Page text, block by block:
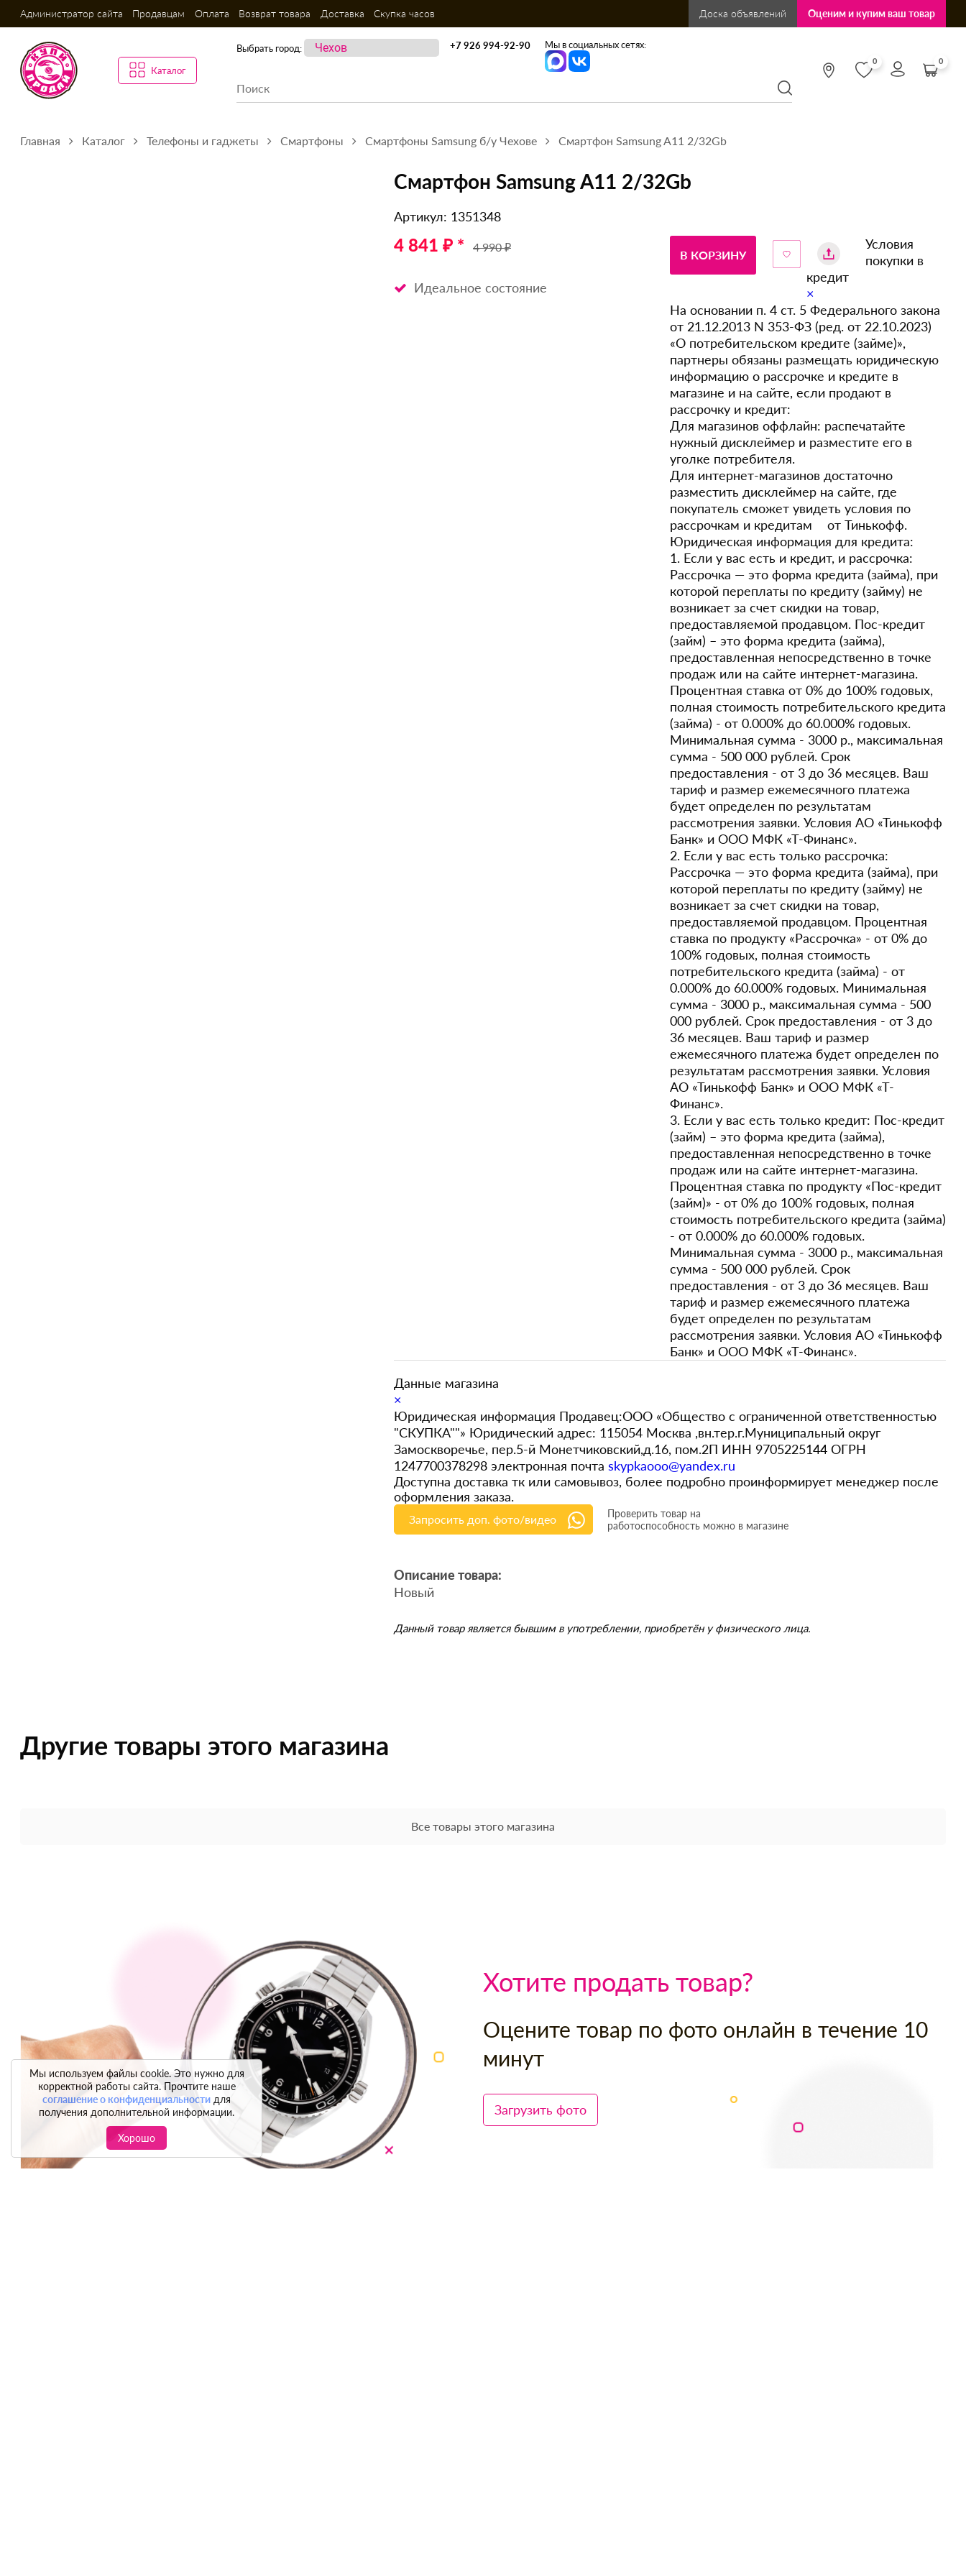
Администратор сайта Продавцам Оплата Возврат товара Доставка Скупка часов Доска объявлений Оценим и купим ваш товар
Каталог
Выбрать город: +7 926 994-92-90 Мы в социальных сетях:
0 0
Главная Каталог Телефоны и гаджеты Смартфоны Смартфоны Samsung б/у Чехове Смартфон Samsung A11 2/32Gb
Смартфон Samsung A11 2/32Gb
Артикул: 1351348
4 841 ₽ * 4 990 ₽
Идеальное состояние
В КОРЗИНУ
Условия
покупки в
кредит
×
На основании п. 4 ст. 5 Федерального закона
от 21.12.2013 N 353-ФЗ (ред. от 22.10.2023)
«О потребительском кредите (займе)»,
партнеры обязаны размещать юридическую
информацию о рассрочке и кредите в
магазине и на сайте, если продают в
рассрочку и кредит:
Для магазинов оффлайн: распечатайте
нужный дисклеймер и разместите его в
уголке потребителя.
Для интернет-магазинов достаточно
разместить дисклеймер на сайте, где
покупатель сможет увидеть условия по
рассрочкам и кредитам от Тинькофф.
Юридическая информация для кредита:
1. Если у вас есть и кредит, и рассрочка:
Рассрочка — это форма кредита (займа), при
которой переплаты по кредиту (займу) не
возникает за счет скидки на товар,
предоставляемой продавцом. Пос-кредит
(займ) – это форма кредита (займа),
предоставленная непосредственно в точке
продаж или на сайте интернет-магазина.
Процентная ставка от 0% до 100% годовых,
полная стоимость потребительского кредита
(займа) - от 0.000% до 60.000% годовых.
Минимальная сумма - 3000 р., максимальная
сумма - 500 000 рублей. Срок
предоставления - от 3 до 36 месяцев. Ваш
тариф и размер ежемесячного платежа
будет определен по результатам
рассмотрения заявки. Условия АО «Тинькофф
Банк» и ООО МФК «Т-Финанс».
2. Если у вас есть только рассрочка:
Рассрочка — это форма кредита (займа), при
которой переплаты по кредиту (займу) не
возникает за счет скидки на товар,
предоставляемой продавцом. Процентная
ставка по продукту «Рассрочка» - от 0% до
100% годовых, полная стоимость
потребительского кредита (займа) - от
0.000% до 60.000% годовых. Минимальная
сумма - 3000 р., максимальная сумма - 500
000 рублей. Срок предоставления - от 3 до
36 месяцев. Ваш тариф и размер
ежемесячного платежа будет определен по
результатам рассмотрения заявки. Условия
АО «Тинькофф Банк» и ООО МФК «Т-
Финанс».
3. Если у вас есть только кредит: Пос-кредит
(займ) – это форма кредита (займа),
предоставленная непосредственно в точке
продаж или на сайте интернет-магазина.
Процентная ставка по продукту «Пос-кредит
(займ)» - от 0% до 100% годовых, полная
стоимость потребительского кредита (займа)
- от 0.000% до 60.000% годовых.
Минимальная сумма - 3000 р., максимальная
сумма - 500 000 рублей. Срок
предоставления - от 3 до 36 месяцев. Ваш
тариф и размер ежемесячного платежа
будет определен по результатам
рассмотрения заявки. Условия АО «Тинькофф
Банк» и ООО МФК «Т-Финанс».
Данные магазина
×
Юридическая информация Продавец:ООО «Общество с ограниченной ответственностью
"СКУПКА""» Юридический адрес: 115054 Москва ,вн.тер.г.Муниципальный округ
Замоскворечье, пер.5-й Монетчиковский,д.16, пом.2П ИНН 9705225144 ОГРН
1247700378298 электронная почта skypkaooo@yandex.ru
Доступна доставка тк или самовывоз, более подробно проинформирует менеджер после
оформления заказа.
Запросить доп. фото/видео
Проверить товар на
работоспособность можно в магазине
Описание товара:
Новый
Данный товар является бывшим в употреблении, приобретён у физического лица.
Другие товары этого магазина
Все товары этого магазина
Хотите продать товар?
Оцените товар по фото онлайн в течение 10
минут
Загрузить фото
Мы используем файлы cookie. Это нужно для
корректной работы сайта. Прочтите наше
соглашение о конфиденциальности для
получения дополнительной информации.
Хорошо